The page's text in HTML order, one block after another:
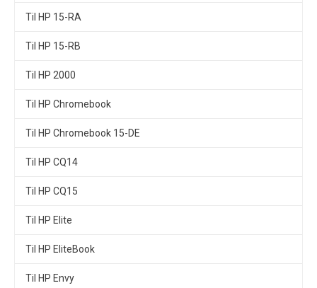
Til HP 15-RA
Til HP 15-RB
Til HP 2000
Til HP Chromebook
Til HP Chromebook 15-DE
Til HP CQ14
Til HP CQ15
Til HP Elite
Til HP EliteBook
Til HP Envy